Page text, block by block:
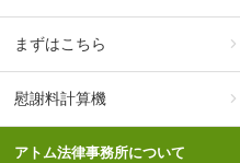
まずはこちら
慰謝料計算機
アトム法律事務所について